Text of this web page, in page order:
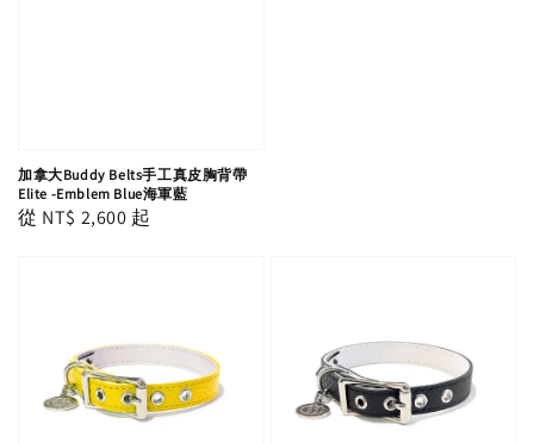
加拿大Buddy Belts手工真皮胸背帶
Elite -Emblem Blue海軍藍
Regular
從 NT$ 2,600 起